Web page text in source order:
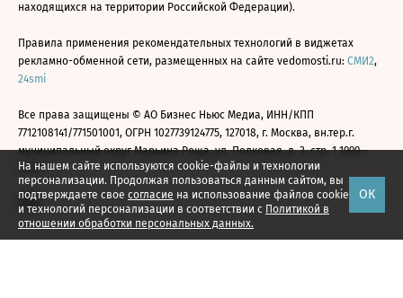
На нашем сайте используются cookie-файлы и технологии
персонализации. Продолжая пользоваться данным сайтом, вы
подтверждаете свое согласие на использование файлов cookie
и технологий персонализации в соответствии с Политикой в
отношении обработки персональных данных.
ОК
находящихся на территории Российской Федерации).
Правила применения рекомендательных технологий в виджетах
рекламно-обменной сети, размещенных на сайте vedomosti.ru: СМИ2,
24smi
Все права защищены © АО Бизнес Ньюс Медиа, ИНН/КПП
7712108141/771501001, ОГРН 1027739124775, 127018, г. Москва, вн.тер.г.
муниципальный округ Марьина Роща, ул. Полковая, д. 3, стр. 1 1999—
2026